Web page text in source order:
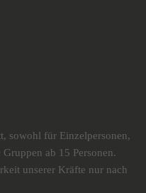
sowohl für Einzelpersonen,
ab 15 Personen.
unserer Kräfte nur nach